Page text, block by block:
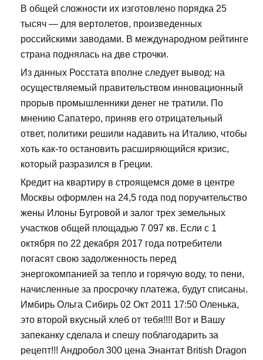
В общей сложности их изготовлено порядка 25
тысяч — для вертолетов, произведенных
российскими заводами. В международном рейтинге
страна поднялась на две строчки.
Из данных Росстата вполне следует вывод: на
осуществляемый правительством инновационный
прорыв промышленники денег не тратили. По
мнению Сапатеро, приняв его отрицательный
ответ, политики решили надавить на Италию, чтобы
хоть как-то остановить расширяющийся кризис,
который разразился в Греции.
Кредит на квартиру в строящемся доме в центре
Москвы оформлен на 24,5 года под поручительство
жены Илоны Бугровой и залог трех земельных
участков общей площадью 7 097 кв. Если с 1
октября по 22 декабря 2017 года потребители
погасят свою задолженность перед
энергокомпанией за тепло и горячую воду, то пени,
начисленные за просрочку платежа, будут списаны.
Имбирь Ольга Сибирь 02 Окт 2011 17:50 Оленька,
это второй вкусный хлеб от тебя!!!! Вот и Вашу
запеканку сделала и спешу поблагодарить за
рецепт!!! Андробол 300 цена Энантат British Dragon